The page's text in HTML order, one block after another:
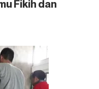
Fikih dan